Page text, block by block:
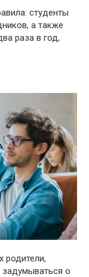
студенты
а также
раза в год,
родители,
задумываться о